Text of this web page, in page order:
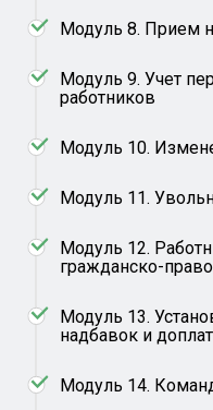
Модуль 8. Прием
Модуль 9. Учет
работников
Модуль 10.
Модуль 11.
Модуль 12.
гражданско-
Модуль 13.
надбавок и доплат
Модуль 14.